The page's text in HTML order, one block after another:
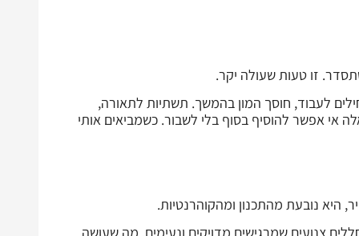
זו טעות שעולה יקר.
לעבוד, חוסך המון בהמשך. תשתיות לתאורה,
אי אפשר להוסיף בסוף בלי לשבור. כשמביאים אותי
היא נובעת מהתכנון ומהקוהרנטיות.